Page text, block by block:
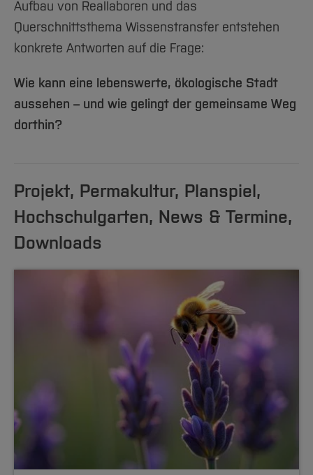
Aufbau von Reallaboren und das
Querschnittsthema Wissenstransfer entstehen
konkrete Antworten auf die Frage:
Wie kann eine lebenswerte, ökologische Stadt
aussehen – und wie gelingt der gemeinsame Weg
dorthin?
Projekt, Permakultur, Planspiel,
Hochschulgarten, News & Termine,
Downloads